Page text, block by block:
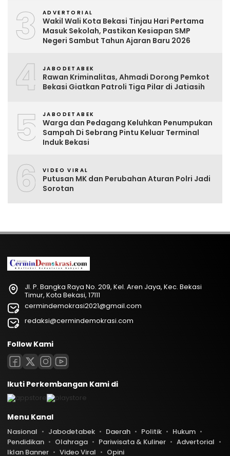
3 ADVERTORIAL
Wakil Wali Kota Bekasi Tinjau Hari Pertama
Masuk Sekolah, Pastikan Kesiapan SMP
Negeri Sambut Tahun Ajaran Baru 2026
4 JABODETABEK
Rawan Kriminalitas, Ahmadi Dorong Pemkot
Bekasi Giatkan Patroli Tiga Pilar di Jatiasih
5 JABODETABEK
Warga dan Pedagang Keluhkan Penumpukan
Sampah Di Sebrang Pintu Keluar Terminal
Induk Bekasi
6 VIDEO VIRAL
Putusan MK dan Perubahan Aturan Polri Jadi
Sorotan
Jl. P. Bangka Raya No. 209, Kel. Aren Jaya, Kec. Bekasi
Timur, Kota Bekasi, 17111
cermindemokrasi2021@gmail.com
redaksi@cermindemokrasi.com
Follow Kami
Ikuti Perkembangan Kami di
Menu Kanal
Nasional Jabodetabek Daerah Politik
Hukum
Pendidikan
Olahraga Pariwisata & Kuliner
Advertorial
Iklan Banner
Video Viral Opini